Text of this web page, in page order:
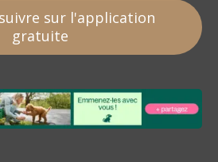
sur l'application
gratuite